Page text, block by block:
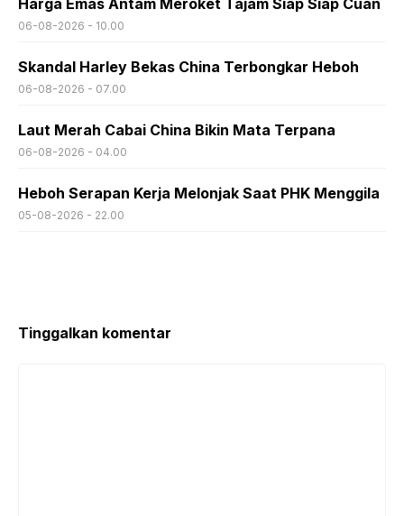
Harga Emas Antam Meroket Tajam Siap Siap Cuan
06-08-2026 - 10.00
Skandal Harley Bekas China Terbongkar Heboh
06-08-2026 - 07.00
Laut Merah Cabai China Bikin Mata Terpana
06-08-2026 - 04.00
Heboh Serapan Kerja Melonjak Saat PHK Menggila
05-08-2026 - 22.00
Tinggalkan komentar